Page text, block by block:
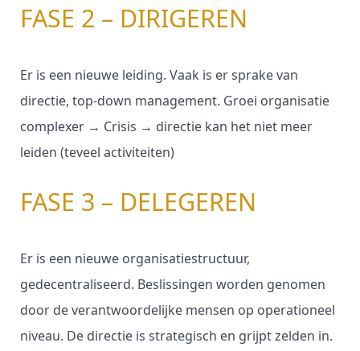
FASE 2 – DIRIGEREN
Er is een nieuwe leiding. Vaak is er sprake van
directie, top-down management. Groei organisatie
complexer → Crisis → directie kan het niet meer
leiden (teveel activiteiten)
FASE 3 – DELEGEREN
Er is een nieuwe organisatiestructuur,
gedecentraliseerd. Beslissingen worden genomen
door de verantwoordelijke mensen op operationeel
niveau. De directie is strategisch en grijpt zelden in.